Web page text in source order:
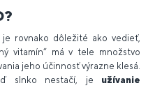
je rovnako dôležité ako vedieť,
vitamín“ má v tele množstvo
jeho účinnosť výrazne klesá.
slnko nestačí, je užívanie